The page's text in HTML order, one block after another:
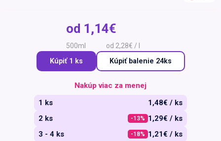
Darčekové
poukazy
Recepty
Drogéria a kozmetika
od 1,14€
500ml od 2,28€ / l
Kúpiť 1 ks Kúpiťbalenie 24ks
Nakúp viac za menej
1 ks
1,48€ / ks
2 ks
-13% 1,29€ / ks
3 - 4 ks
-18% 1,21€ / ks